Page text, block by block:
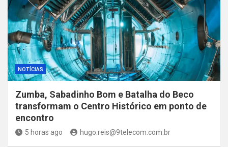
NOTÍCIAS
Zumba, Sabadinho Bom e Batalha do Beco
transformam o Centro Histórico em ponto de
encontro
5 horas ago hugo.reis@9telecom.com.br